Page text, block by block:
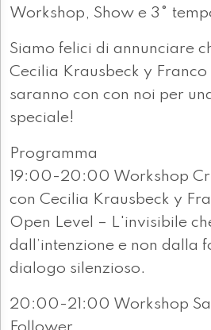
Workshop, Show e 3°
Siamo felici di annunciare
Cecilia Krausbeck y
saranno con con noi per
speciale!
Programma
19:00-20:00 Workshop
con Cecilia Krausbeck y
Open Level – L'invisibile
dall’intenzione e non dalla
dialogo silenzioso.
20:00-21:00 Workshop